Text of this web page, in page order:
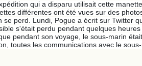
qui a disparu utilisait cette
différentes ont été vues sur des
perd. Lundi, Pogue a écrit sur Twitter
s'était perdu pendant quelques
pendant son voyage, le sous-marin
toutes les communications avec le